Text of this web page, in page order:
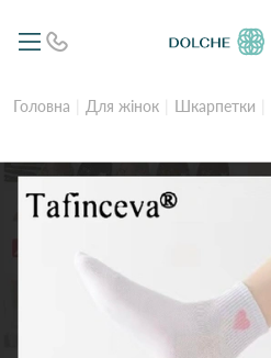
Головна Для жінок Шкарпетки